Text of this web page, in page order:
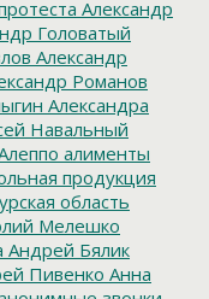
Александр
Головатый
Александр
Романов
Александра
Навальный
алименты
продукция
область
Мелешко
Андрей Бялик
Пивенко Анна